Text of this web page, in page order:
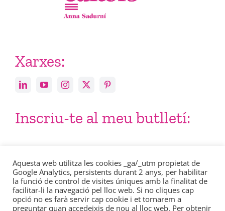
Xarxes:
Inscriu-te al meu butlletí:
Aquesta web utilitza les cookies _ga/_utm propietat de
Google Analytics, persistents durant 2 anys, per habilitar
la funció de control de visites úniques amb la finalitat de
facilitar-li la navegació pel lloc web. Si no cliques cap
opció no es farà servir cap cookie i et tornarem a
preguntar quan accedeixis de nou al lloc web. Per obtenir